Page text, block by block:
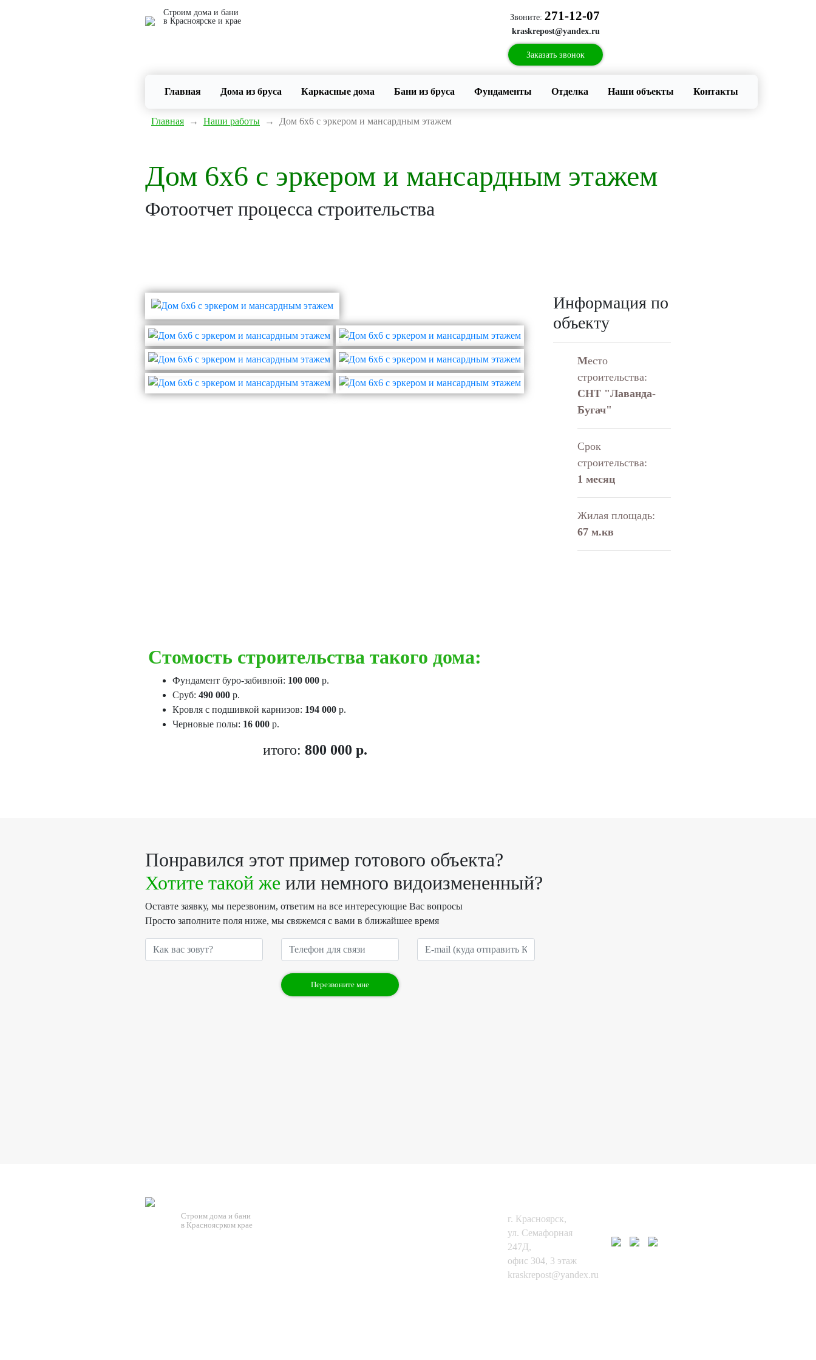
Строим дома и бани
в Красноярске и крае
Звоните: 271-12-07
kraskrepost@yandex.ru
Заказать звонок
Главная (current)Дома из бруса Каркасные дома Бани из бруса Фундаменты Отделка Наши объекты Контакты
Главная → Наши работы → Дом 6х6 с эркером и мансардным этажем
Дом 6х6 с эркером и мансардным этажем
Фотоотчет процесса строительства
Информация по
объекту
Место
строительства:
СНТ "Лаванда-
Бугач"
Срок
строительства:
1 месяц
Жилая площадь:
67 м.кв
Стомость строительства такого дома:
Фундамент буро-забивной: 100 000 р.
Сруб: 490 000 р.
Кровля с подшивкой карнизов: 194 000 р.
Черновые полы: 16 000 р.
итого: 800 000 р.
Понравился этот пример готового объекта?
Хотите такой же или немного видоизмененный?
Оставте заявку, мы перезвоним, ответим на все интересующие Вас вопросы
Просто заполните поля ниже, мы свяжемся с вами в ближайшее время
Строим дома и бани
в Красноясрком крае
г. Красноярск,
ул. Семафорная
247Д,
офис 304, 3 этаж
kraskrepost@yandex.ru